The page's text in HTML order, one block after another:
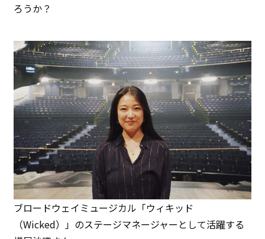
ろうか？
ブロードウェイミュージカル「ウィキッド
（Wicked）」のステージマネージャーとして活躍する